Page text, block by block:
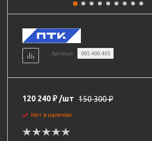
Артикул 005.400.405
120 240 ₽ /шт 150 300₽
Нет в наличии